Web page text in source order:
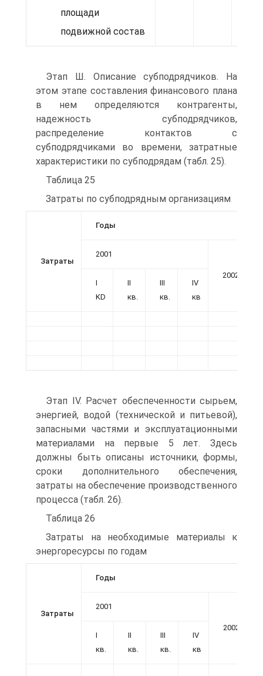
площади
подвижной состав
Этап Ш. Описание субподрядчиков. На
этом этапе составления финансового плана
в нем определяются контрагенты,
надежность субподрядчиков,
распределение контактов с
субподрядчиками во времени, затратные
характеристики по субподрядам (табл. 25).
Таблица 25
Затраты по субподрядным организациям
Затраты
Годы
2001
2002
I
KD
II
кв.
III
кв.
IV
кв
Этап IV. Расчет обеспеченности сырьем,
энергией, водой (технической и питьевой),
запасными частями и эксплуатационными
материалами на первые 5 лет. Здесь
должны быть описаны источники, формы,
сроки дополнительного обеспечения,
затраты на обеспечение производственного
процесса (табл. 26).
Таблица 26
Затраты на необходимые материалы к
энергоресурсы по годам
Затраты
Годы
2001
2002
I
кв.
II
кв.
III
кв.
IV
кв